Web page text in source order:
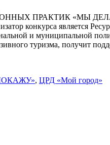
ПРАКТИК «МЫ
конкурса является
и муниципальной
туризма, получит
, ЦРД «Мой город»